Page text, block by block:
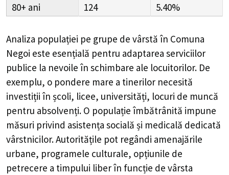
80+
124 5.40%
Analiza populației pe grupe de vârstă în Comuna
Negoi este esențială pentru adaptarea serviciilor
publice la nevoile în schimbare ale locuitorilor. De
exemplu, o pondere mare a tinerilor necesită
investiții în școli, licee, universități, locuri de muncă
pentru absolvenți. O populație îmbătrânită impune
măsuri privind asistența socială și medicală dedicată
vârstnicilor. Autoritățile pot regândi amenajările
urbane, programele culturale, opțiunile de
petrecere a timpului liber în funcție de vârsta